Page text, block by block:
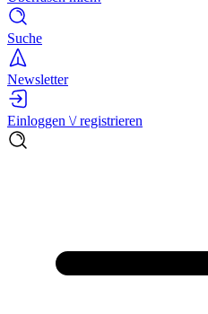
Suche
Newsletter
Einloggen \/ registrieren